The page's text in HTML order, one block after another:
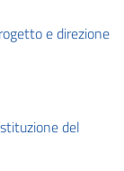
e direzione
del